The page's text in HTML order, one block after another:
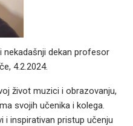
nekadašnji dekan profesor
4.2.2024.
život muzici i obrazovanju,
svojih učenika i kolega.
i inspirativan pristup učenju